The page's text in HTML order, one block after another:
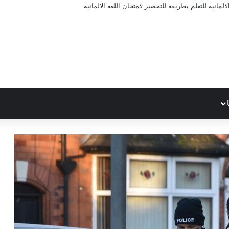
للتعلم بطريقة للتحضير لامتحان اللغة الالمانية